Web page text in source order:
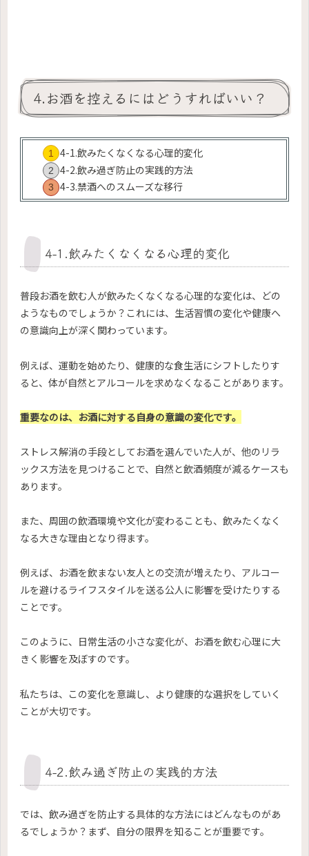
4.お酒を控えるにはどうすればいい？
4-1.飲みたくなくなる心理的変化
4-2.飲み過ぎ防止の実践的方法
4-3.禁酒へのスムーズな移行
4-1.飲みたくなくなる心理的変化
普段お酒を飲む人が飲みたくなくなる心理的な変化は、どの
ようなものでしょうか？これには、生活習慣の変化や健康へ
の意識向上が深く関わっています。
例えば、運動を始めたり、健康的な食生活にシフトしたりす
ると、体が自然とアルコールを求めなくなることがあります。
重要なのは、お酒に対する自身の意識の変化です。
ストレス解消の手段としてお酒を選んでいた人が、他のリラ
ックス方法を見つけることで、自然と飲酒頻度が減るケースも
あります。
また、周囲の飲酒環境や文化が変わることも、飲みたくなく
なる大きな理由となり得ます。
例えば、お酒を飲まない友人との交流が増えたり、アルコー
ルを避けるライフスタイルを送る公人に影響を受けたりする
ことです。
このように、日常生活の小さな変化が、お酒を飲む心理に大
きく影響を及ぼすのです。
私たちは、この変化を意識し、より健康的な選択をしていく
ことが大切です。
4-2.飲み過ぎ防止の実践的方法
では、飲み過ぎを防止する具体的な方法にはどんなものがあ
るでしょうか？まず、自分の限界を知ることが重要です。